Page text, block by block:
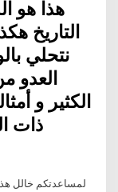
هذا هو
التاريخ
نتحلي
العدو
الكثير و
ذات
لمساعدتكم خالل